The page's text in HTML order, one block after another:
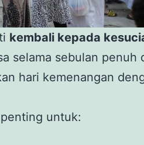
kembali kepada
selama sebulan penuh
hari kemenangan
untuk: